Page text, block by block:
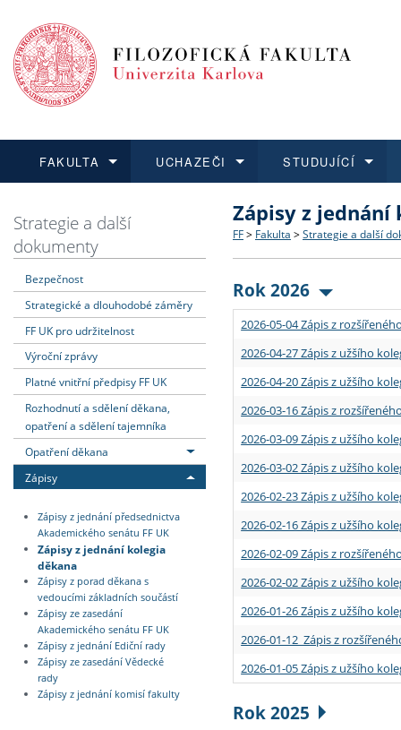
FAKULTA
Dozvědět se více
Struktura a historie
Strategie a další
Podpora a benefity pro
Absolventi fakulty
UCHAZEČI
Podat přihlášku
Co studovat a jak se
Učitelské studijní
Informace k průběhu
STUDUJÍCÍ
Dozvědět se více
Bakalářské a magisterské
Doktorské studium
Rigorózní řízení
Dozvědět se více
O vědě a výzkumu na FF
Akademické kvalifikace
Granty a projekty
Dozvědět se více
Aktuální nabídky a
Vyjíždějící studenti
Přijíždějící studenti
Vyjíždějící zaměstnanci
Strategie a další
dokumenty
Bezpečnost
Strategické a dlouhodobé záměry
FF UK pro udržitelnost
Výroční zprávy
Platné vnitřní předpisy FF UK
Rozhodnutí a sdělení děkana,
opatření a sdělení tajemníka
Opatření děkana
Zápisy
Zápisy z jednání předsednictva
Akademického senátu FF UK
Zápisy z jednání kolegia
děkana
Zápisy z porad děkana s
vedoucími základních součástí
Zápisy ze zasedání
Akademického senátu FF UK
Zápisy z jednání Ediční rady
Zápisy ze zasedání Vědecké
rady
Zápisy z jednání komisí fakulty
Zápisy z jednání
FF > Fakulta > Strategie a další
Rok 2026
2026-05-04 Zápis z
2026-04-27 Zápis z užšího
2026-04-20 Zápis z užšího
2026-03-16 Zápis z
2026-03-09 Zápis z užšího
2026-03-02 Zápis z užšího
2026-02-23 Zápis z užšího
2026-02-16 Zápis z užšího
2026-02-09 Zápis z
2026-02-02 Zápis z užšího
2026-01-26 Zápis z užšího
2026-01-12 Zápis z
2026-01-05 Zápis z užšího
Rok 2025